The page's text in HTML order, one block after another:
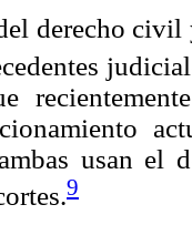
derecho
usan el
9